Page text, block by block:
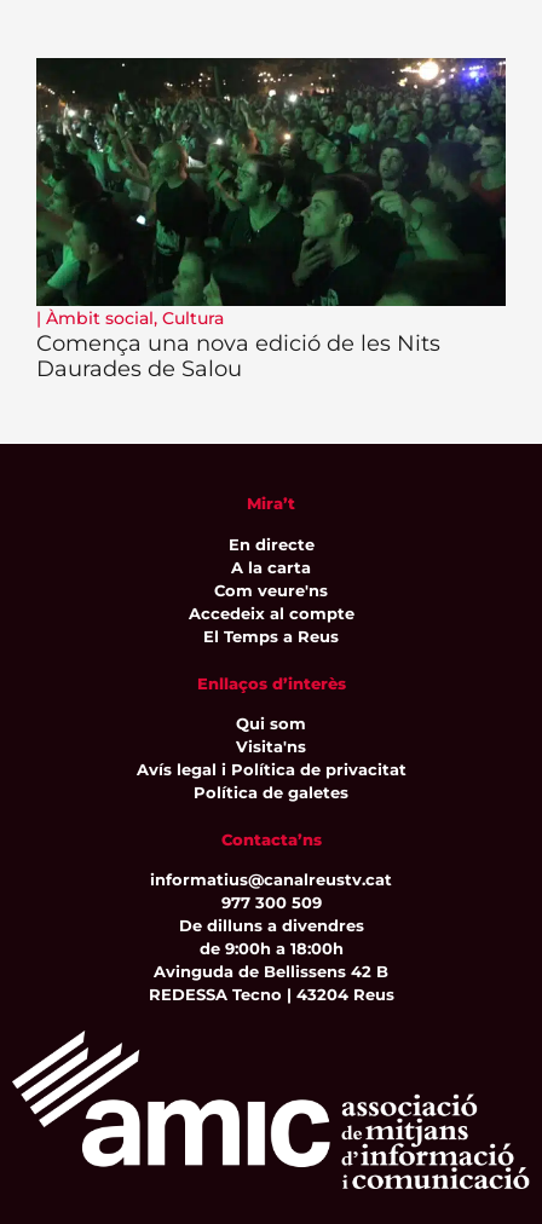
| Àmbit social, Cultura
Comença una nova edició de les Nits
Daurades de Salou
Mira’t
En directe
A la carta
Com veure'ns
Accedeix al compte
El Temps a Reus
Enllaços d’interès
Qui som
Visita'ns
Avís legal i Política de privacitat
Política de galetes
Contacta’ns
informatius@canalreustv.cat
977 300 509
De dilluns a divendres
de 9:00h a 18:00h
Avinguda de Bellissens 42 B
REDESSA Tecno | 43204 Reus